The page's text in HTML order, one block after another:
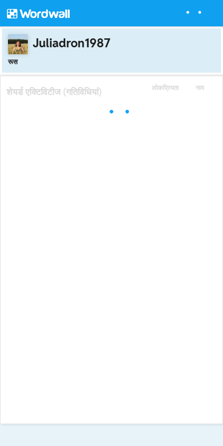
Juliadron1987
रूस
लोकप्रियता नाम
शेयर्ड एक्टिविटीज (गतिविधियां)